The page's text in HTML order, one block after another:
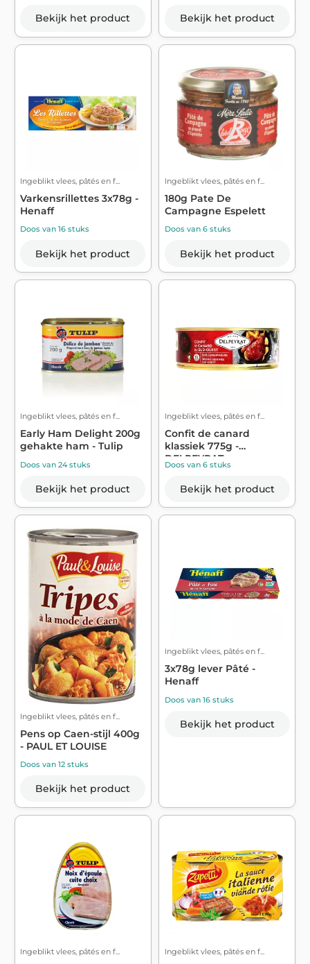
Bekijk het product Bekijk het product
Ingeblikt vlees, pâtés en f...
Varkensrillettes 3x78g -
Henaff
Doos van 16 stuks
Bekijk het product
Ingeblikt vlees, pâtés en f...
180g Pate De
Campagne Espelett
Doos van 6 stuks
Bekijk het product
Ingeblikt vlees, pâtés en f...
Early Ham Delight 200g
gehakte ham - Tulip
Doos van 24 stuks
Bekijk het product
Ingeblikt vlees, pâtés en f...
Confit de canard
klassiek 775g -
DELPEYRAT
Doos van 6 stuks
Bekijk het product
Ingeblikt vlees, pâtés en f...
Pens op Caen-stijl 400g
- PAUL ET LOUISE
Doos van 12 stuks
Bekijk het product
Ingeblikt vlees, pâtés en f...
3x78g lever Pâté -
Henaff
Doos van 16 stuks
Bekijk het product
Ingeblikt vlees, pâtés en f... Ingeblikt vlees, pâtés en f...